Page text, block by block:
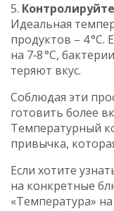
5.
Идеальная
продуктов – 4
на 7‑8 °C,
теряют вкус.
Соблюдая эти
готовить более
Температурный
привычка,
Если хотите
на конкретные
«Температура»